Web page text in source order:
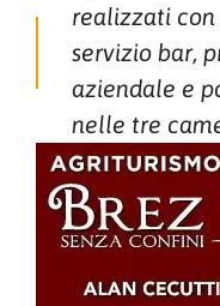
realizzati
servizio bar,
aziendale e
nelle tre